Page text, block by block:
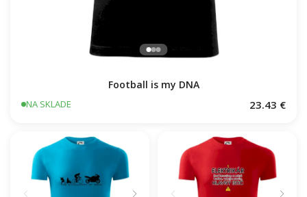
Football is my DNA
NA SKLADE 23.43 €